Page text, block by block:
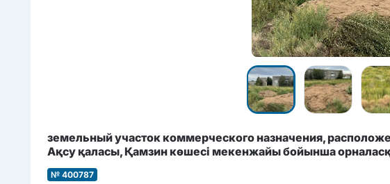
земельный участок коммерческого назначения,
Ақсу қаласы, Қамзин көшесі мекенжайы бойынша
№ 400787